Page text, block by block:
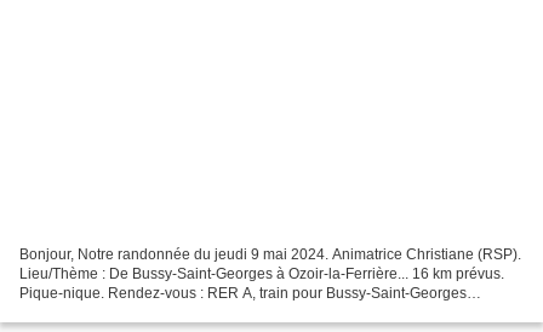
Bonjour, Notre randonnée du jeudi 9 mai 2024. Animatrice Christiane (RSP).
Lieu/Thème : De Bussy-Saint-Georges à Ozoir-la-Ferrière... 16 km prévus.
Pique-nique. Rendez-vous : RER A, train pour Bussy-Saint-Georges